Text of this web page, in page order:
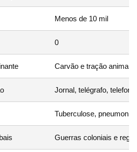
Menos de 10 mil
0
Carvão e tração animal
Jornal, telégrafo,
Tuberculose,
Guerras coloniais e